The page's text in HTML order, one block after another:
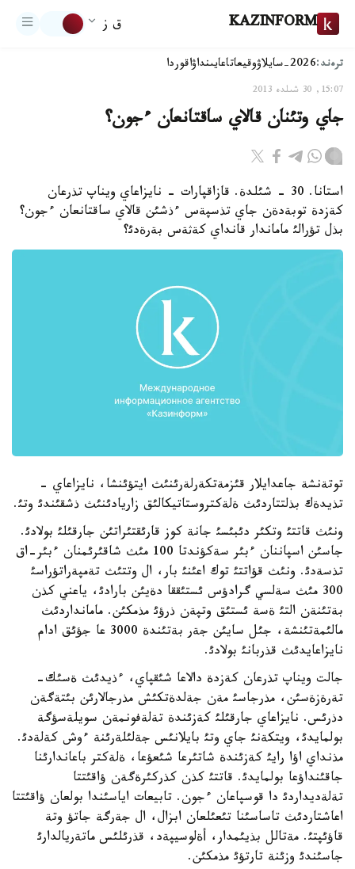
KAZINFORM ق ز
ترەند:2026-سايلاۋ وقيعاتاعايىنداۋاقوردا
15:07, 30 شىلدە 2013
جاي وتئنان قالاي ساقتانعان ءجون؟
استانا. 30 - شئلدة. قازاقپارات - نايزاعاي ويناپ تذرعان
كةزدة توبةدةن جاي تذسپةس ءذشئن قالاي ساقتانعان ءجون؟
بذل تؤرالئ ماماندار قانداي كةثةس بةرةدئ؟
توتةنشة جاعدايلار قئزمةتكةرلةرئنئث ايتؤئنشا، نايزاعاي -
تذيدةك بذلتتاردئث ةلةكتروستاتيكالئق زاريادئنئث ذشقئندئ وتئ.
ونئث قاتتئ وتكئر دئبئسئ جانة كوز قارئقتئراتئن جارقئلئ بولادئ.
جاسئن اسپاننان ءبئر سةكؤندتا 100 مئث شاقئرئمنان ءبئر-اق
تذسةدئ. ونئث قؤاتتئ توك اعئنئ بار، ال وتتئث تةمپةراتؤراسئ
300 مئث سةلسي گرادؤس ئستئققا دةيئن بارادئ، ياعني كذن
بةتئنةن التئ ةسة ئستئق وتپةن ذرؤئ مذمكئن. مامانداردئث
مالئمةتئنشة، جئل سايئن جةر بةتئندة 3000 عا جؤئق ادام
نايزاعايدئث قذربانئ بولادئ.
جالت ويناپ تذرعان كةزدة دالاعا شئقپاي، ءذيدئث ةسئك-
تةرةزةسئن، مذرجاسئ مةن جةلدةتكئش مذرجالارئن بئتةگةن
دذرئس. نايزاعاي جارقئلئ كةزئندة تةلةفونمةن سويلةسؤگة
بولمايدئ، ويتكةنئ جاي وتئ بايلانئس جةلئلةرئنة ءوش كةلةدئ.
مذنداي اؤا رايئ كةزئندة شاتئرعا شئعؤعا، ةلةكتر باعاندارئنا
جاقئنداؤعا بولمايدئ. قاتتئ كذن كذركئرةگةن ؤاقئتتا
تةلةديداردئ دا قوسپاعان ءجون. تابيعات اياسئندا بولعان ؤاقئتتا
اعاشتاردئث تاساسئنا تئعئلعان ابزال، ال جةرگة جاتؤ وتة
قاؤئپتئ. مةتالل بذيئمدار، أةلوسيپةد، قذرئلئس ماتةريالدارئ
جاسئندئ وزئنة تارتؤئ مذمكئن.